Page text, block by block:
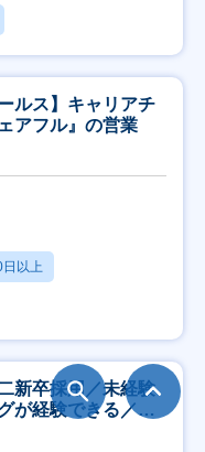
ルス】キャリアチ
アフル』の営業
以上
新卒採用／未経験
が経験できる／研